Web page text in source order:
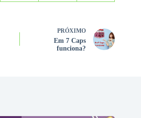
PRÓXIMO
Em 7 Caps
funciona?